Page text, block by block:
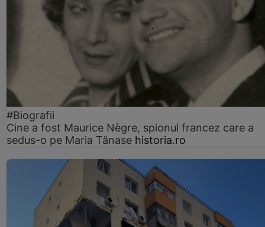
#Biografii
Cine a fost Maurice Nègre, spionul francez care a
sedus-o pe Maria Tănase historia.ro